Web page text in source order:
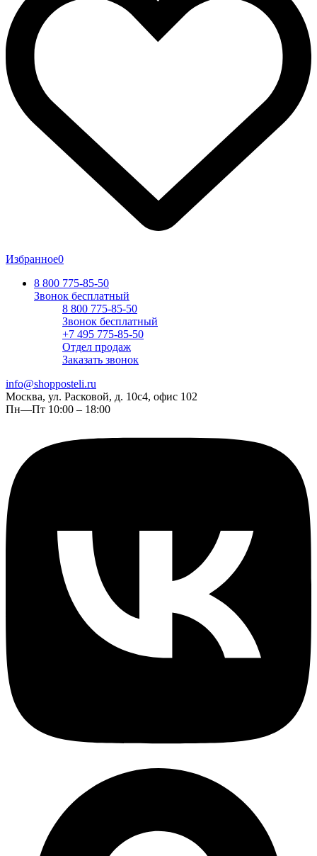
Избранное0
8 800 775-85-50
Звонок бесплатный
8 800 775-85-50
Звонок бесплатный
+7 495 775-85-50
Отдел продаж
Заказать звонок
info@shopposteli.ru
Москва, ул. Расковой, д. 10с4, офис 102
Пн—Пт 10:00 – 18:00